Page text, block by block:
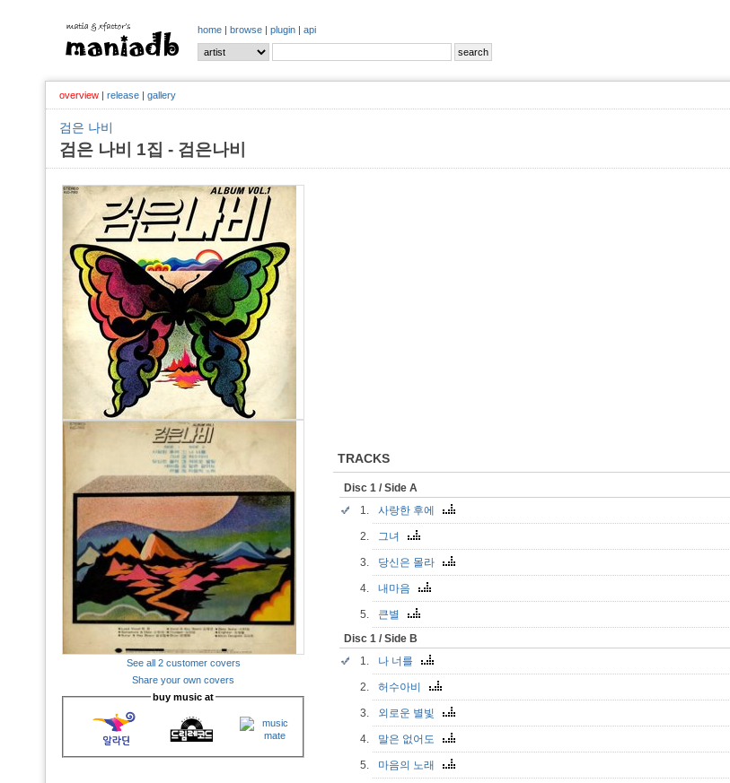
home | browse | plugin | api
overview | release | gallery
검은 나비
검은 나비 1집 - 검은나비
See all 2 customer covers
Share your own covers
buy music at
TRACKS
Disc 1 / Side A
1.
사랑한 후에
2. 그녀
3. 당신은 몰라
4. 내마음
5. 큰별
Disc 1 / Side B
1.
나 너를
2. 허수아비
3. 외로운 별빛
4. 말은 없어도
5. 마음의 노래